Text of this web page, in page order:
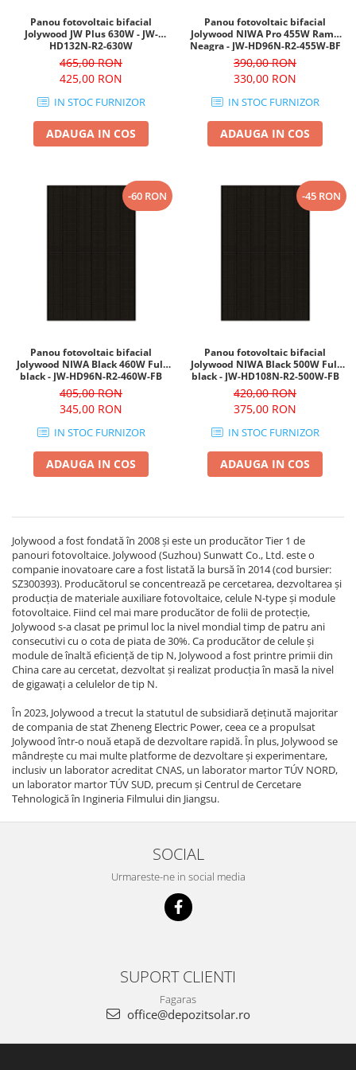
Panou fotovoltaic bifacial
Jolywood JW Plus 630W - JW-
HD132N-R2-630W
465,00 RON
425,00 RON
IN STOC FURNIZOR
ADAUGA IN COS
Panou fotovoltaic bifacial
Jolywood NIWA Pro 455W Rama
Neagra - JW-HD96N-R2-455W-BF
390,00 RON
330,00 RON
IN STOC FURNIZOR
ADAUGA IN COS
-60 RON
Panou fotovoltaic bifacial
Jolywood NIWA Black 460W Full
black - JW-HD96N-R2-460W-FB
405,00 RON
345,00 RON
IN STOC FURNIZOR
ADAUGA IN COS
-45 RON
Panou fotovoltaic bifacial
Jolywood NIWA Black 500W Full
black - JW-HD108N-R2-500W-FB
420,00 RON
375,00 RON
IN STOC FURNIZOR
ADAUGA IN COS
Jolywood a fost fondată în 2008 și este un producător Tier 1 de
panouri fotovoltaice. Jolywood (Suzhou) Sunwatt Co., Ltd. este o
companie inovatoare care a fost listată la bursă în 2014 (cod bursier:
SZ300393). Producătorul se concentrează pe cercetarea, dezvoltarea și
producția de materiale auxiliare fotovoltaice, celule N-type și module
fotovoltaice. Fiind cel mai mare producător de folii de protecție,
Jolywood s-a clasat pe primul loc la nivel mondial timp de patru ani
consecutivi cu o cota de piata de 30%. Ca producător de celule și
module de înaltă eficiență de tip N, Jolywood a fost printre primii din
China care au cercetat, dezvoltat și realizat producția în masă la nivel
de gigawați a celulelor de tip N.
În 2023, Jolywood a trecut la statutul de subsidiară deținută majoritar
de compania de stat Zheneng Electric Power, ceea ce a propulsat
Jolywood într-o nouă etapă de dezvoltare rapidă. În plus, Jolywood se
mândrește cu mai multe platforme de dezvoltare și experimentare,
inclusiv un laborator acreditat CNAS, un laborator martor TÚV NORD,
un laborator martor TÚV SUD, precum și Centrul de Cercetare
Tehnologică în Ingineria Filmului din Jiangsu.
SOCIAL
Urmareste-ne in social media
SUPORT CLIENTI
Fagaras
office@depozitsolar.ro